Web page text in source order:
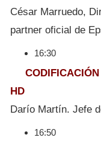
César Marruedo,
partner oficial de
16:30
HD
Darío Martín. Jefe
16:50